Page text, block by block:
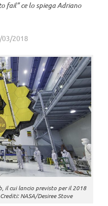
fail” ce lo spiega Adriano
03/2018
il cui lancio previsto per il 2018
NASA/Desiree Stove